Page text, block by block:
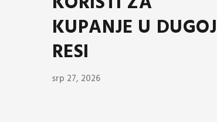
KUPANJE U DUGOJ
RESI
srp 27, 2026